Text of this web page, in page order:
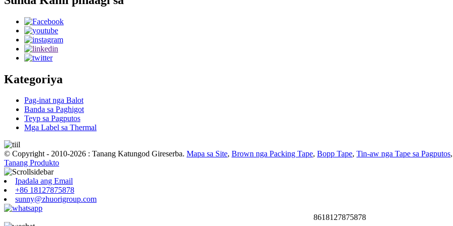
Kategoriya
Pag-inat nga Balot
Banda sa Paghigot
Teyp sa Pagputos
Mga Label sa Thermal
© Copyright - 2010-2026 : Tanang Katungod Gireserba. Mapa sa Site, Brown nga Packing Tape, Bopp Tape, Tin-aw nga Tape sa Pagputos,
Tanang Produkto
Ipadala ang Email
+86 18127875878
sunny@zhuorigroup.com
8618127875878